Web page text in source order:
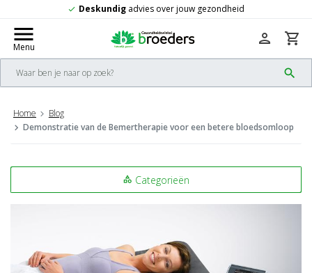
check Deskundig advies over jouw gezondheid
menu
Menu
search
person shopping_cart
Home
Blog
Demonstratie van de Bemertherapie voor een betere bloedsomloop
category Categorieën